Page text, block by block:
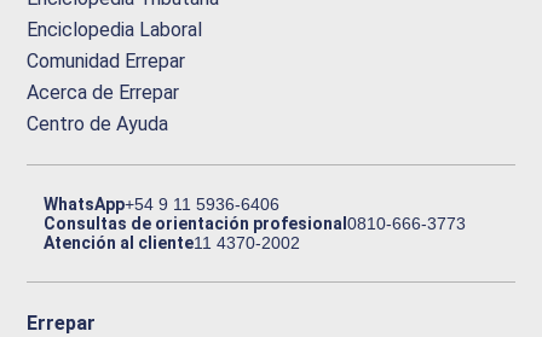
Enciclopedia Laboral
Comunidad Errepar
Acerca de Errepar
Centro de Ayuda
WhatsApp+54 9 11 5936-6406
Consultas de orientación profesional0810-666-3773
Atención al cliente11 4370-2002
Errepar